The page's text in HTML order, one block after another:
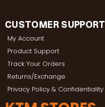
CUSTOMER SUPPORT
My Account
Product Support
Track Your Orders
Returns/Exchange
Privacy Policy & Confidentiality